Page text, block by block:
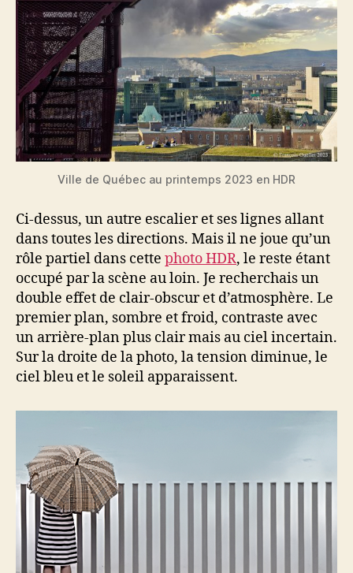
Ville de Québec au printemps 2023 en HDR
Ci-dessus, un autre escalier et ses lignes allant
dans toutes les directions. Mais il ne joue qu’un
rôle partiel dans cette photo HDR, le reste étant
occupé par la scène au loin. Je recherchais un
double effet de clair-obscur et d’atmosphère. Le
premier plan, sombre et froid, contraste avec
un arrière-plan plus clair mais au ciel incertain.
Sur la droite de la photo, la tension diminue, le
ciel bleu et le soleil apparaissent.